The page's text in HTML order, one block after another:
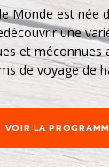
Monde est née
une
et méconnues
de voyage de
VOIR LA